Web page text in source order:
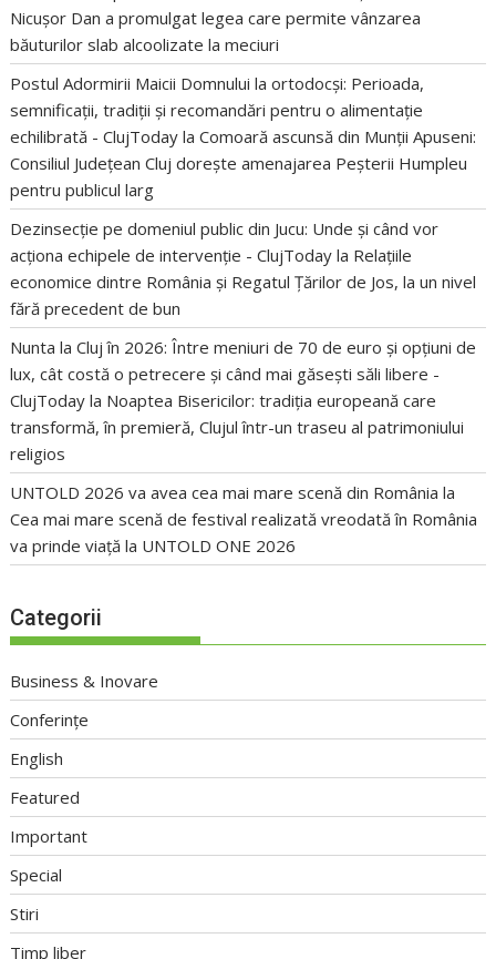
Nicușor Dan a promulgat legea care permite vânzarea
băuturilor slab alcoolizate la meciuri
Postul Adormirii Maicii Domnului la ortodocși: Perioada,
semnificații, tradiții și recomandări pentru o alimentație
echilibrată - ClujToday laComoară ascunsă din Munții Apuseni:
Consiliul Județean Cluj dorește amenajarea Peșterii Humpleu
pentru publicul larg
Dezinsecție pe domeniul public din Jucu: Unde și când vor
acționa echipele de intervenție - ClujToday la Relațiile
economice dintre România și Regatul Țărilor de Jos, la un nivel
fără precedent de bun
Nunta la Cluj în 2026: Între meniuri de 70 de euro și opțiuni de
lux, cât costă o petrecere și când mai găsești săli libere -
ClujToday la Noaptea Bisericilor: tradiția europeană care
transformă, în premieră, Clujul într-un traseu al patrimoniului
religios
UNTOLD 2026 va avea cea mai mare scenă din România la
Cea mai mare scenă de festival realizată vreodată în România
va prinde viață la UNTOLD ONE 2026
Categorii
Business & Inovare
Conferințe
English
Featured
Important
Special
Stiri
Timp liber